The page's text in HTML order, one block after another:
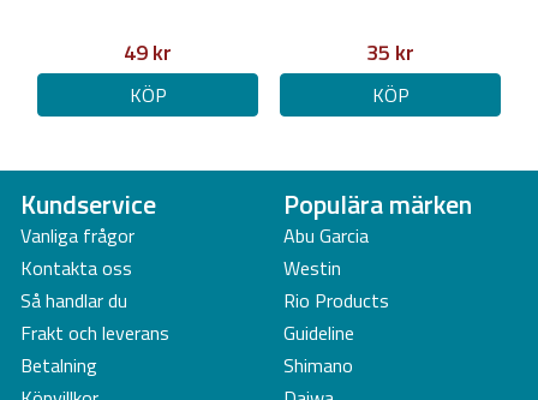
49 kr
KÖP
35 kr
KÖP
Kundservice
Vanliga frågor
Kontakta oss
Så handlar du
Frakt och leverans
Betalning
Populära märken
Abu Garcia
Westin
Rio Products
Guideline
Shimano